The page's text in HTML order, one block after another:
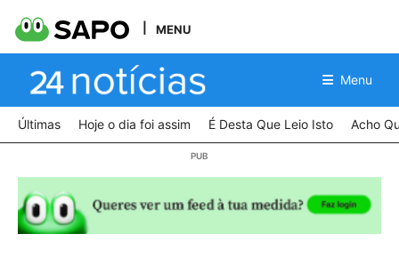
MENU
Menu
Últimas Hoje o dia foi assim É Desta Que Leio Isto Acho